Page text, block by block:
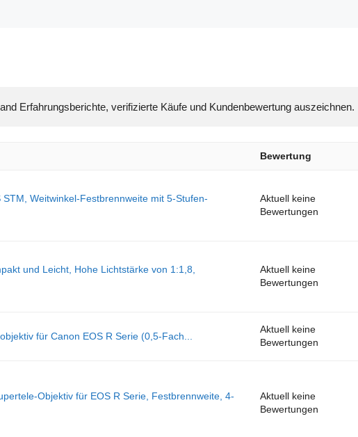
Bewertung
Weitwinkel-Festbrennweite mit 5-Stufen-
Aktuell keine
Bewertungen
und Leicht, Hohe Lichtstärke von 1:1,8,
Aktuell keine
Bewertungen
für Canon EOS R Serie (0,5-Fach...
Aktuell keine
Bewertungen
Objektiv für EOS R Serie, Festbrennweite, 4-
Aktuell keine
Bewertungen